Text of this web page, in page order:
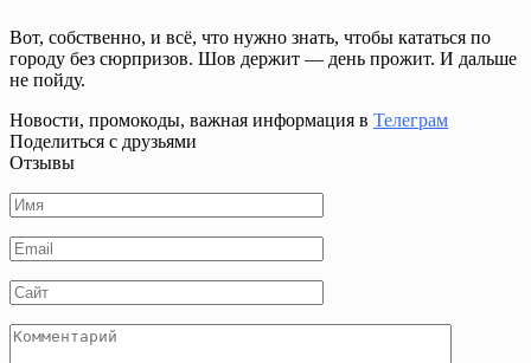
Вот, собственно, и всё, что нужно знать, чтобы кататься по
городу без сюрпризов. Шов держит — день прожит. И дальше
не пойду.
Новости, промокоды, важная информация в Телеграм
Поделиться с друзьями
Отзывы
Имя
*
Email
*
Сайт
Комментарий